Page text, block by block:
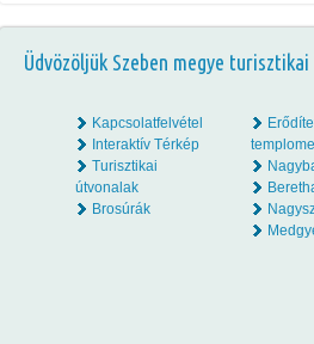
Üdvözöljük Szeben megye
Kapcsolatfelvétel
Interaktív Térkép
Turisztikai
útvonalak
Brosúrák